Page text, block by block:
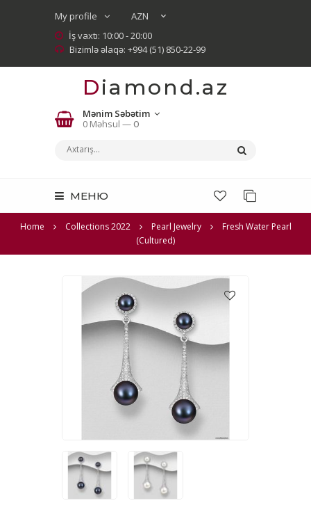
My profile
İş vaxtı: 10:00 - 20:00
Bizimlə əlaqə: +994 (51) 850-22-99
Diamond.az
Mənim Səbətim
0 Məhsul —0
МЕНЮ
Home Collections 2022 Pearl Jewelry
Fresh Water Pearl
(Cultured)